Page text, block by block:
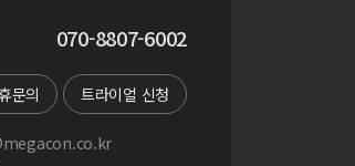
070-8807-6002
문의 트라이얼 신청